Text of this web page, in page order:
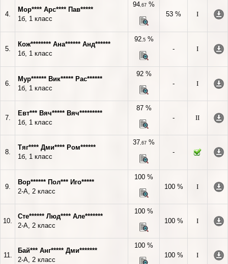
4.
Мор**** Арс**** Пав*****
1б, 1 класс
94,67 %
53 %
I
5.
Кож******** Ана****** Анд******
1б, 1 класс
92,5%
-
I
6.
Мур****** Вик***** Рас******
1б, 1 класс
92 %
-
I
7.
Евт*** Вяч***** Вяч*********
1б, 1 класс
87 %
-
II
8.
Тяг**** Дми**** Ром******
1б, 1 класс
37,67 %
-
9.
Вор****** Пол*** Иго*****
2-А, 2 класс
100 %
100 %
I
10.
Сте****** Люд**** Але*******
2-А, 2 класс
100 %
100 %
I
11.
Бай*** Анг***** Дми*******
2-А, 2 класс
100 %
100 %
I